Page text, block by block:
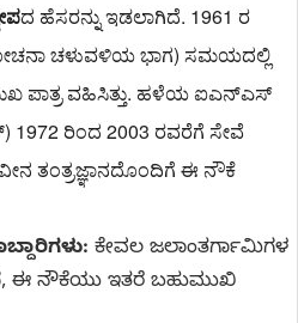
ದ ಹೆಸರನ್ನು ಇಡಲಾಗಿದೆ. 1961 ರ
ಚಳುವಳಿಯ ಭಾಗ) ಸಮಯದಲ್ಲಿ
ಪಾತ್ರ ವಹಿಸಿತ್ತು. ಹಳೆಯ ಐಎನ್‌ಎಸ್
1972 ರಿಂದ 2003 ರವರೆಗೆ ಸೇವೆ
ತಂತ್ರಜ್ಞಾನದೊಂದಿಗೆ ಈ ನೌಕೆ
ಕೇವಲ ಜಲಾಂತರ್ಗಾಮಿಗಳ
ಈ ನೌಕೆಯು ಇತರೆ ಬಹುಮುಖಿ